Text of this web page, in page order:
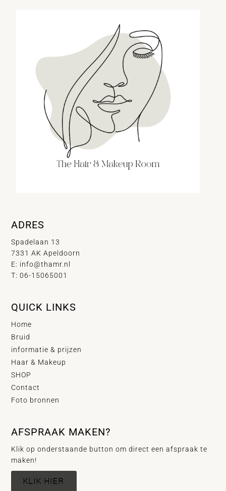
ADRES
Spadelaan 13
7331 AK Apeldoorn
E: info@thamr.nl
T: 06-15065001
QUICK LINKS
Home
Bruid
informatie & prijzen
Haar & Makeup
SHOP
Contact
Foto bronnen
AFSPRAAK MAKEN?
Klik op onderstaande button om direct een afspraak te
maken!
KLIK HIER